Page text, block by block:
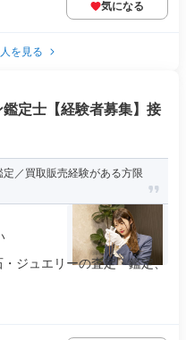
気になる
を見る
定士【経験者募集】接
／買取販売経験がある方限
ジュエリーの査定・鑑定、